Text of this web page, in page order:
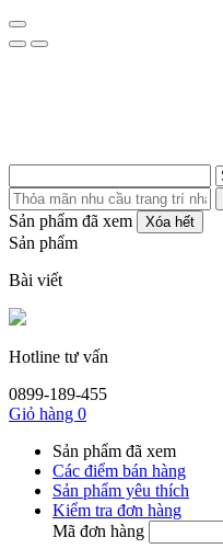
Sản phẩm đã xem Xóa hết
Sản phẩm
Bài viết
Hotline tư vấn
0899-189-455
Giỏ hàng 0
Sản phẩm đã xem
Các điểm bán hàng
Sản phẩm yêu thích
Kiểm tra đơn hàng
Mã đơn hàng